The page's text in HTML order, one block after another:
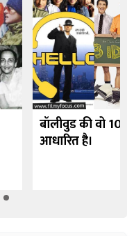
बॉलीवुड की वो 10
आधारित है।